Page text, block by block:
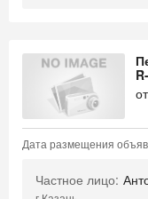
от
Дата размещения
Частное лицо: